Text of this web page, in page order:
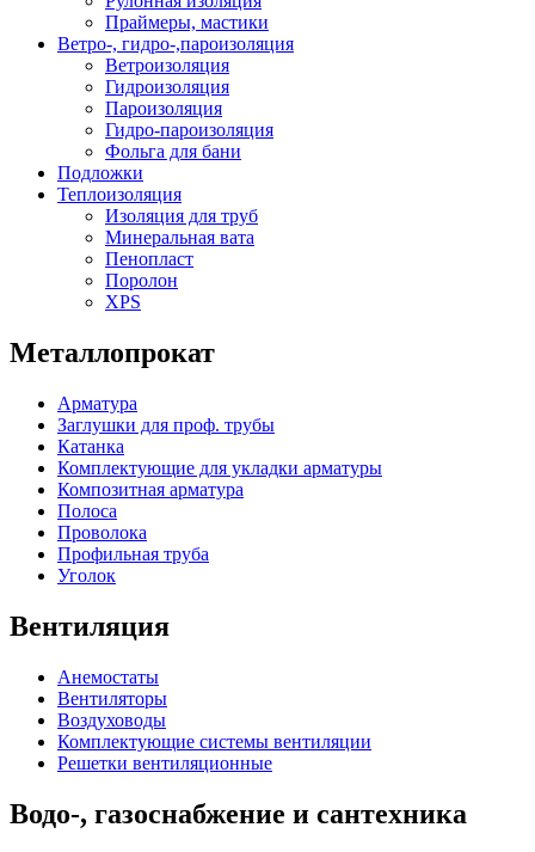
Праймеры, мастики
Ветро-, гидро-,пароизоляция
Ветроизоляция
Гидроизоляция
Пароизоляция
Гидро-пароизоляция
Фольга для бани
Подложки
Теплоизоляция
Изоляция для труб
Минеральная вата
Пенопласт
Поролон
XPS
Металлопрокат
Арматура
Заглушки для проф. трубы
Катанка
Комплектующие для укладки арматуры
Композитная арматура
Полоса
Проволока
Профильная труба
Уголок
Вентиляция
Анемостаты
Вентиляторы
Воздуховоды
Комплектующие системы вентиляции
Решетки вентиляционные
Водо-, газоснабжение и сантехника